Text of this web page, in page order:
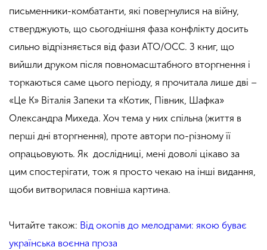
письменники-комбатанти, які повернулися на війну,
стверджують, що сьогоднішня фаза конфлікту досить
сильно відрізняється від фази АТО/ОСС. З книг, що
вийшли друком після повномасштабного вторгнення і
торкаються саме цього періоду, я прочитала лише дві –
«Це К» Віталія Запеки та «Котик, Півник, Шафка»
Олександра Михеда. Хоч тема у них спільна (життя в
перші дні вторгнення), проте автори по-різному її
опрацьовують. Як дослідниці, мені доволі цікаво за
цим спостерігати, тож я просто чекаю на інші видання,
щоби витворилася повніша картина.
Читайте також: Від окопів до мелодрами: якою буває
українська воєнна проза